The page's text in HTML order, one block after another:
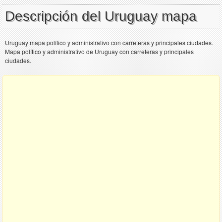
Descripción del Uruguay mapa
Uruguay mapa político y administrativo con carreteras y principales ciudades.
Mapa político y administrativo de Uruguay con carreteras y principales
ciudades.